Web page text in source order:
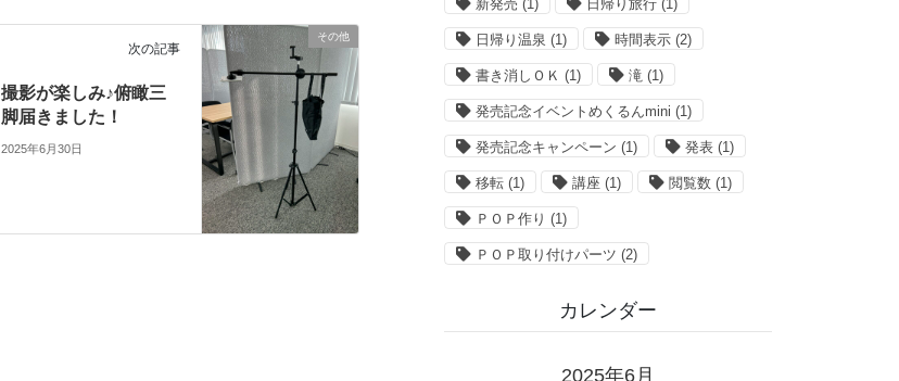
その他
次の記事
撮影が楽しみ♪俯瞰三
脚届きました！
2025年6月30日
新発売 (1) 日帰り旅行 (1)
日帰り温泉 (1) 時間表示 (2)
書き消しＯＫ (1) 滝 (1)
発売記念イベントめくるんmini (1)
発売記念キャンペーン (1) 発表 (1)
移転 (1) 講座 (1) 閲覧数 (1)
ＰＯＰ作り (1)
ＰＯＰ取り付けパーツ (2)
カレンダー
2025年6月